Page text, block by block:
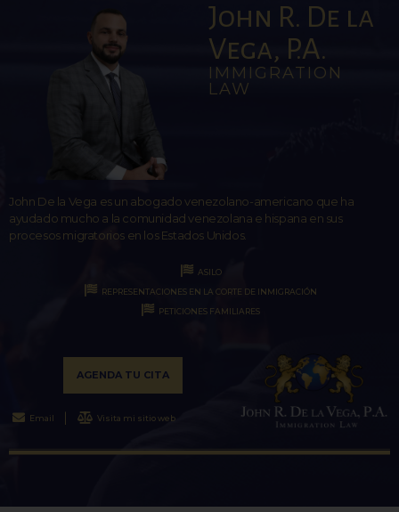
John R. De la
Vega, P.A.
IMMIGRATION
LAW
John De la Vega es un abogado venezolano-americano que ha
ayudado mucho a la comunidad venezolana e hispana en sus
procesos migratorios en los Estados Unidos.
ASILO
REPRESENTACIONES EN LA CORTE DE INMIGRACIÓN
PETICIONES FAMILIARES
AGENDA TU CITA
Email Visita mi sitio web